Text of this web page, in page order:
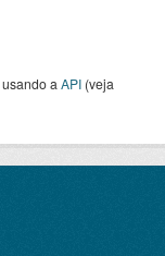
a API (veja